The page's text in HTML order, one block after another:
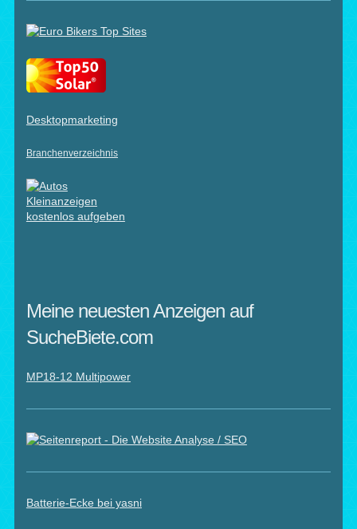
Desktopmarketing
Branchenverzeichnis
Meine neuesten Anzeigen auf
SucheBiete.com
MP18-12 Multipower
Batterie-Ecke bei yasni